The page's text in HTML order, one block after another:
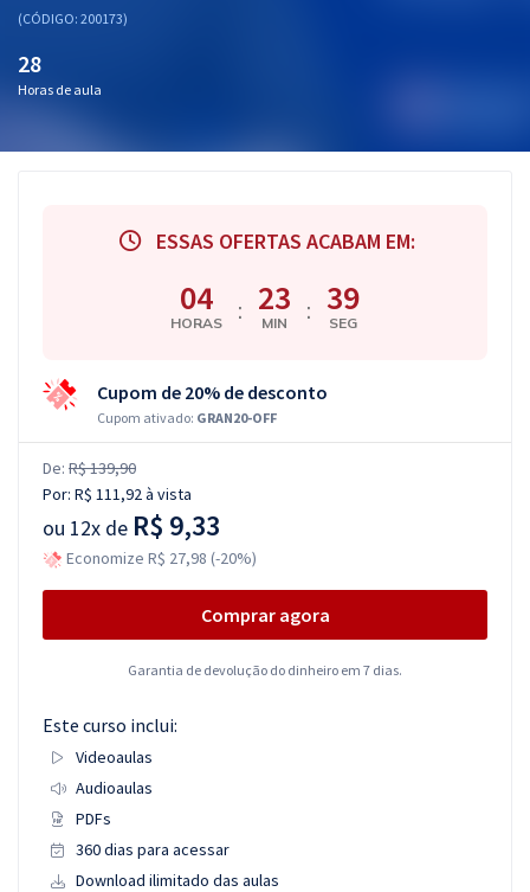
(CÓDIGO: 200173)
28
Horas de aula
ESSAS OFERTAS ACABAM EM:
04
HORAS : 23
MIN : 38
SEG
Cupom de 20% de desconto
Cupom ativado: GRAN20-OFF
De: R$ 139,90
Por: R$ 111,92à vista
ou 12x de R$ 9,33
Economize R$ 27,98 (-20%)
Comprar agora
Garantia de devolução do dinheiro em 7 dias.
Este curso inclui:
Videoaulas
Audioaulas
PDFs
360 dias para acessar
Download ilimitado das aulas